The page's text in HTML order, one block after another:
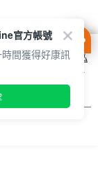
之詳情，及若您不希
請參閱本網站「
隱私
本公司得按本網站使
官方帳號
間獲得好康訊